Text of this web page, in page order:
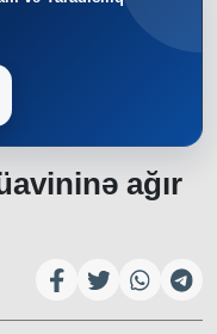
ağır